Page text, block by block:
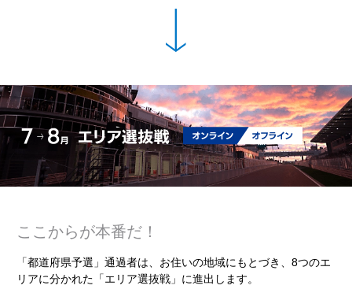
ここからが本番だ！
「都道府県予選」通過者は、お住いの地域にもとづき、8つのエ
リアに分かれた「エリア選抜戦」に進出します。